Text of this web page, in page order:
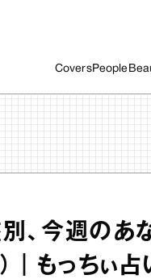
CoversPeople
、今週のあ
｜もっちぃ占